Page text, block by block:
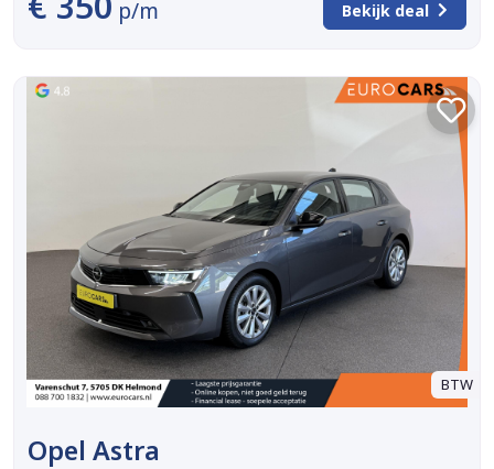
p/m Bekijk deal
BTW
Opel Astra